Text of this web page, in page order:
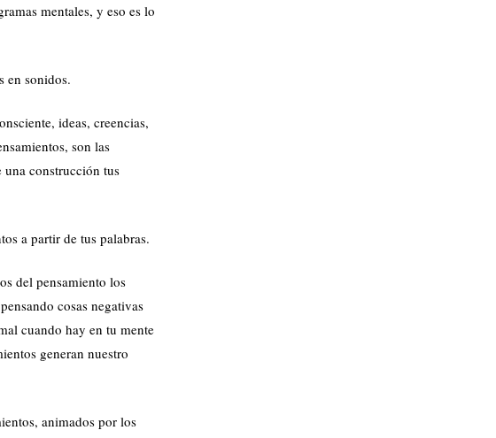
mentales, y eso es lo
en sonidos.
ideas, creencias,
son las
una construcción tus
a partir de tus palabras.
del pensamiento los
cosas negativas
cuando hay en tu mente
generan nuestro
animados por los